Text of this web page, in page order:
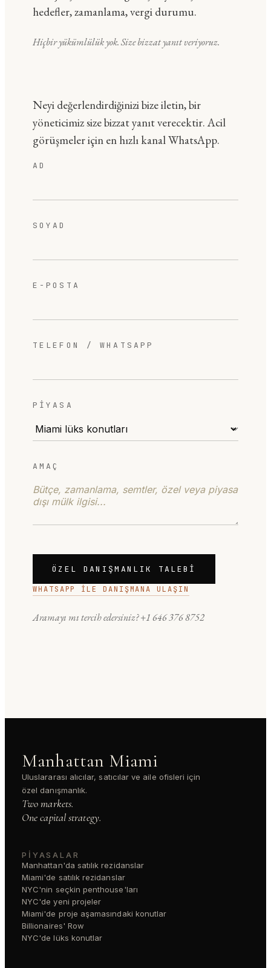
hedefler, zamanlama, vergi durumu.
Hiçbir yükümlülük yok. Size bizzat yanıt veriyoruz.
Neyi değerlendirdiğinizi bize iletin, bir
yöneticimiz size bizzat yanıt verecektir. Acil
görüşmeler için en hızlı kanal WhatsApp.
AD
SOYAD
E-POSTA
TELEFON / WHATSAPP
PIYASA
AMAÇ
ÖZEL DANIŞMANLIK TALEBI
WHATSAPP ILE DANIŞMANA ULAŞIN
Aramayı mı tercih edersiniz?+1 646 376 8752
Manhattan Miami
Uluslararası alıcılar, satıcılar ve aile ofisleri için
özel danışmanlık.
Two markets.
One capital strategy.
PIYASALAR
Manhattan'da satılık rezidanslar
Miami'de satılık rezidanslar
NYC'nin seçkin penthouse'ları
NYC'de yeni projeler
Miami'de proje aşamasındaki konutlar
Billionaires' Row
NYC'de lüks konutlar